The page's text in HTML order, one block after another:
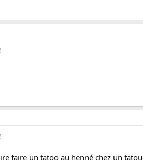
faire un tatoo au henné chez un